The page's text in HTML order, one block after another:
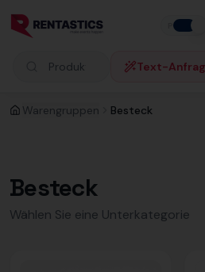
Produkte suchen Text-
Warengruppen Besteck
Besteck
Wählen Sie eine Unterkategorie